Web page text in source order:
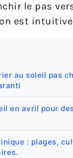
le pas
est intuitive
au soleil pas
en avril pour
: plages,